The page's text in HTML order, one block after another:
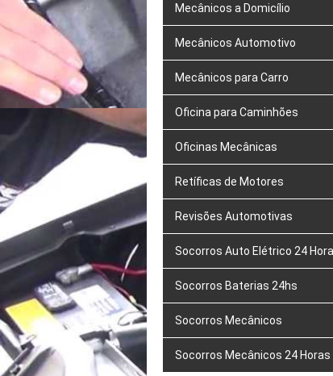
Mecânicos a Domicílio
Mecânicos Automotivo
Mecânicos para Carro
Oficina para Caminhões
Oficinas Mecânicas
Retíficas de Motores
Revisões Automotivas
Socorros Auto Elétrico 24
Socorros Baterias 24hs
Socorros Mecânicos
Socorros Mecânicos 24 Horas